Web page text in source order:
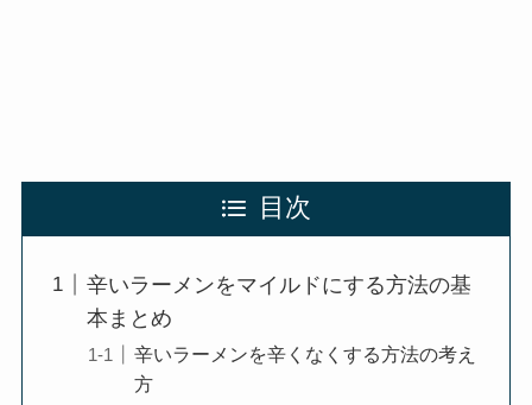
目次
辛いラーメンをマイルドにする方法の基
本まとめ
辛いラーメンを辛くなくする方法の考え
方